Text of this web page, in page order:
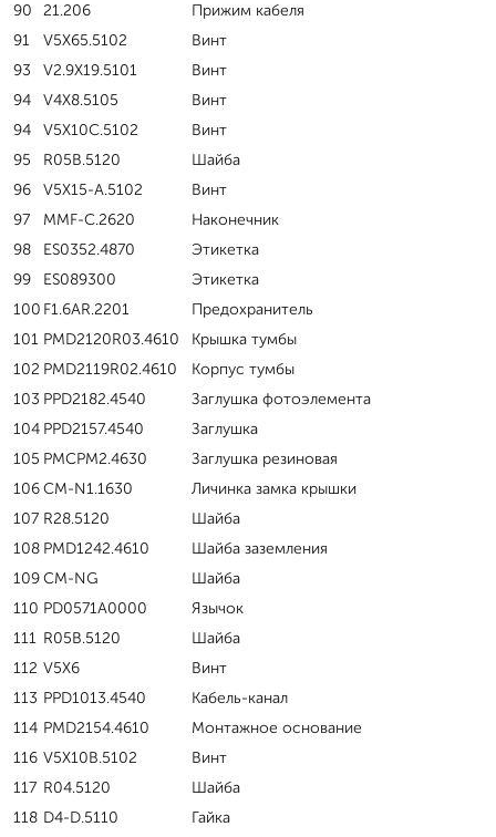
90
21.206
Прижим кабеля
91
V5X65.5102
Винт
93
V2.9X19.5101
Винт
94
V4X8.5105
Винт
94
V5X10C.5102
Винт
95
R05B.5120
Шайба
96
V5X15-A.5102
Винт
97
MMF-C.2620
Наконечник
98
ES0352.4870
Этикетка
99
ES089300
Этикетка
100 F1.6AR.2201
Предохранитель
101 PMD2120R03.4610
Крышка тумбы
102 PMD2119R02.4610
Корпус тумбы
103 PPD2182.4540
Заглушка фотоэлемента
104 PPD2157.4540
Заглушка
105 PMCPM2.4630
Заглушка резиновая
106CM-N1.1630
Личинка замка крышки
107 R28.5120
Шайба
108 PMD1242.4610
Шайба заземления
109CM-NG
Шайба
110 PD0571A0000
Язычок
111 R05B.5120
Шайба
112 V5X6
Винт
113 PPD1013.4540
Кабель-канал
114 PMD2154.4610
Монтажное основание
116 V5X10B.5102
Винт
117 R04.5120
Шайба
118 D4-D.5110
Гайка